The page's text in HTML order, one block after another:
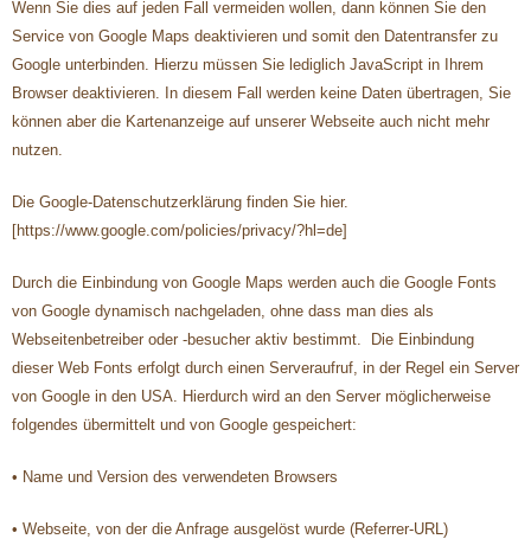
Wenn Sie dies auf jeden Fall vermeiden wollen, dann können Sie den
Service von Google Maps deaktivieren und somit den Datentransfer zu
Google unterbinden. Hierzu müssen Sie lediglich JavaScript in Ihrem
Browser deaktivieren. In diesem Fall werden keine Daten übertragen, Sie
können aber die Kartenanzeige auf unserer Webseite auch nicht mehr
nutzen.
Die Google-Datenschutzerklärung finden Sie hier.
[https://www.google.com/policies/privacy/?hl=de]
Durch die Einbindung von Google Maps werden auch die Google Fonts
von Google dynamisch nachgeladen, ohne dass man dies als
Webseitenbetreiber oder -besucher aktiv bestimmt. Die Einbindung
dieser Web Fonts erfolgt durch einen Serveraufruf, in der Regel ein Server
von Google in den USA. Hierdurch wird an den Server möglicherweise
folgendes übermittelt und von Google gespeichert:
• Name und Version des verwendeten Browsers
• Webseite, von der die Anfrage ausgelöst wurde (Referrer-URL)